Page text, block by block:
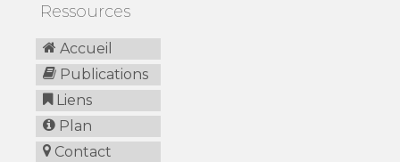
Ressources
Accueil
Publications
Liens
Plan
Contact